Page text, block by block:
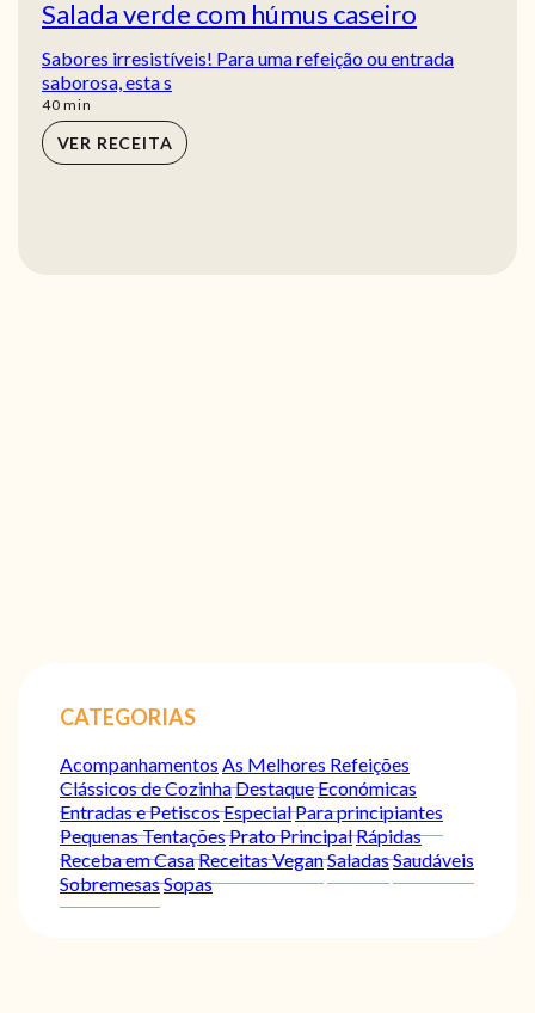
Salada verde com húmus caseiro
Sabores irresistíveis! Para uma refeição ou entrada
saborosa, esta s
40min
min
VER RECEITA
CATEGORIAS
Acompanhamentos As Melhores Refeições
Clássicos de CozinhaDestaqueEconómicas
Entradas e PetiscosEspecialPara principiantes
Pequenas TentaçõesPrato PrincipalRápidas
Receba em CasaReceitas VeganSaladasSaudáveis
SobremesasSopas